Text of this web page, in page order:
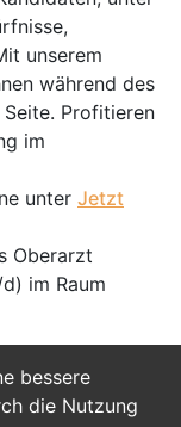
bessere
die Nutzung
unserem
während des
Profitieren
im
unter Jetzt
Oberarzt
im Raum